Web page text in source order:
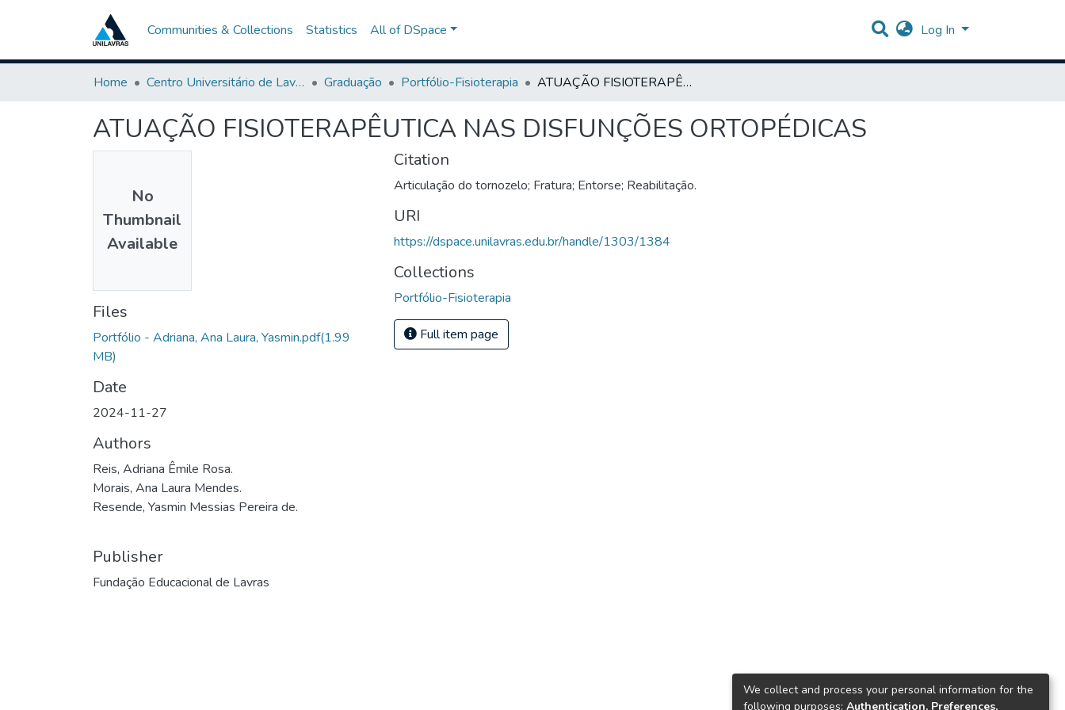
Communities & Collections Statistics All of DSpace Log In
Home Centro Universitário de Lavras-UNILAVRAS Graduação Portfólio-Fisioterapia ATUAÇÃO FISIOTERAPÊUTICA NAS DISFUNÇÕES ORTOPÉDICAS
ATUAÇÃO FISIOTERAPÊUTICA NAS DISFUNÇÕES ORTOPÉDICAS
No
Thumbnail
Available
Files
Portfólio - Adriana, Ana Laura, Yasmin.pdf(1.99
MB)
Date
2024-11-27
Authors
Reis, Adriana Êmile Rosa.
Morais, Ana Laura Mendes.
Resende, Yasmin Messias Pereira de.
Publisher
Fundação Educacional de Lavras
Citation
Articulação do tornozelo; Fratura; Entorse; Reabilitação.
URI
https://dspace.unilavras.edu.br/handle/1303/1384
Collections
Portfólio-Fisioterapia
Full item page
We collect and process your personal information for the
following purposes: Authentication, Preferences,